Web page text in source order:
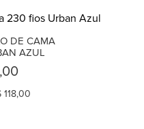
DE CAMA
AZUL
118,00